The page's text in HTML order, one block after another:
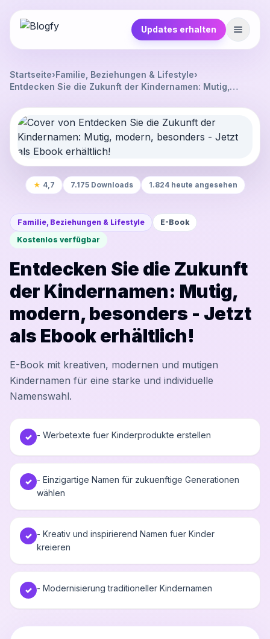
Updates erhalten
Startseite›Familie, Beziehungen & Lifestyle›
Entdecken Sie die Zukunft der Kindernamen: Mutig,
★ 4,7 7.175 Downloads 1.824 heute angesehen
Familie, Beziehungen & Lifestyle
E-Book
Kostenlos verfügbar
Entdecken Sie die Zukunft
der Kindernamen: Mutig,
modern, besonders - Jetzt
als Ebook erhältlich!
E-Book mit kreativen, modernen und mutigen
Kindernamen für eine starke und individuelle
Namenswahl.
✓ - Werbetexte fuer Kinderprodukte erstellen
✓ - Einzigartige Namen für zukuenftige Generationen
wählen
✓ - Kreativ und inspirierend Namen fuer Kinder
kreieren
✓ - Modernisierung traditioneller Kindernamen